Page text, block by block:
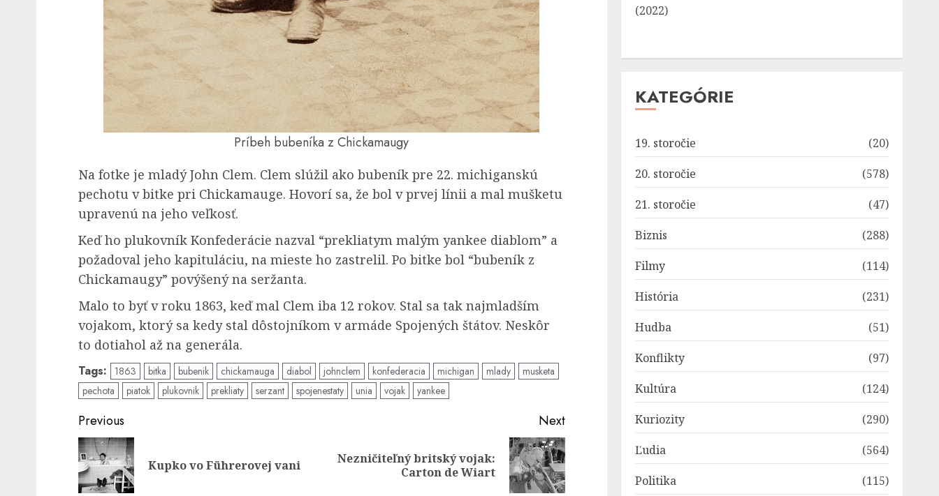
Príbeh bubeníka z Chickamaugy
Na fotke je mladý John Clem. Clem slúžil ako bubeník pre 22. michiganskú
pechotu v bitke pri Chickamauge. Hovorí sa, že bol v prvej línii a mal mušketu
upravenú na jeho veľkosť.
Keď ho plukovník Konfederácie nazval “prekliatym malým yankee diablom” a
požadoval jeho kapituláciu, na mieste ho zastrelil. Po bitke bol “bubeník z
Chickamaugy” povýšený na seržanta.
Malo to byť v roku 1863, keď mal Clem iba 12 rokov. Stal sa tak najmladším
vojakom, ktorý sa kedy stal dôstojníkom v armáde Spojených štátov. Neskôr
to dotiahol až na generála.
Tags: 1863 bitka bubenik chickamauga diabol johnclem konfederacia michigan mlady
musketa
pechota
piatok plukovnik prekliaty serzant spojenestaty unia vojak yankee
Post
navigation
Previous
Previous
Kupko vo Führerovej vani
Next
Next
Nezničiteľný britský vojak:
Carton de Wiart
(2022)
KATEGÓRIE
19. storočie
(20)
20. storočie
(578)
21. storočie
(47)
Biznis
(288)
Filmy
(114)
História
(231)
Hudba
(51)
Konflikty
(97)
Kultúra
(124)
Kuriozity
(290)
Ľudia
(564)
Politika
(115)